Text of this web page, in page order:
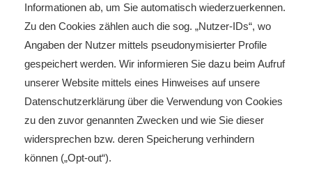
Informationen ab, um Sie automatisch wiederzuerkennen.
Zu den Cookies zählen auch die sog. „Nutzer-IDs“, wo
Angaben der Nutzer mittels pseudonymisierter Profile
gespeichert werden. Wir informieren Sie dazu beim Aufruf
unserer Website mittels eines Hinweises auf unsere
Datenschutzerklärung über die Verwendung von Cookies
zu den zuvor genannten Zwecken und wie Sie dieser
widersprechen bzw. deren Speicherung verhindern
können („Opt-out“).